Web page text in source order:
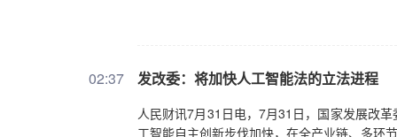
02:37 发改委：将加快人工智能法的立法进程
人民财讯7月31日电，7月31日，国家发展改
工智能自主创新步伐加快，在全产业链、多环